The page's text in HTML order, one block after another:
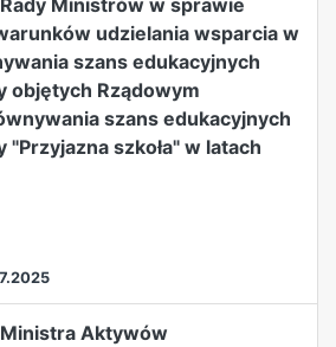
udzielania wsparcia w
szans edukacyjnych
objętych Rządowym
szans edukacyjnych
"Przyjazna szkoła" w latach
Aktywów